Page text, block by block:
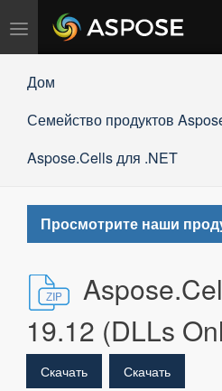
Переключить
навигацию
Дом
Семейство продуктов
Aspose.Cells для .NET
Просмотрите наши
19.12 (DLLs
Скачать Скачать